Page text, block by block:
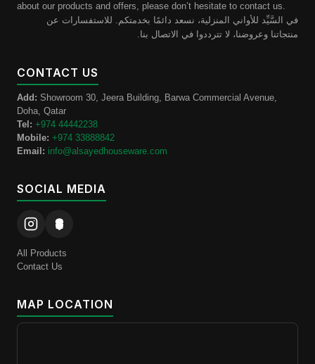
about our products and offers, please don’t hesitate to contact us.
في السَّيِّد للأواني المنزلية، نسعد دائمًا بخدمتكم. للاستفسارات عن
منتجاتنا وعروضنا، لا تترددوا في الاتصال بنا.
CONTACT US
Add: Showroom 30, Jeera Building, Barwa Commercial Avenue,
Doha, Qatar
Tel: +974 44442238
Mobile: +974 33888842
Email: info@alsayedhouseware.com
SOCIAL MEDIA
All Products
Contact Us
MAP LOCATION